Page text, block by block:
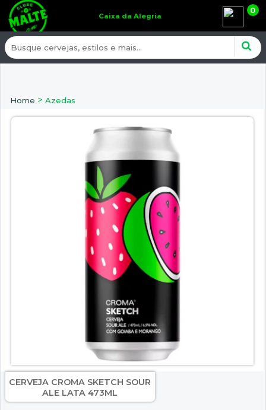
Caixa da Alegria
0
Home > Azedas
CERVEJA CROMA SKETCH SOUR
ALE LATA 473ML